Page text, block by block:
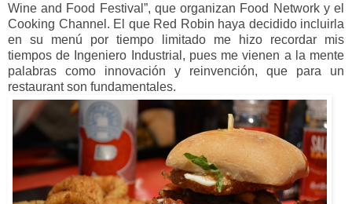
Wine and Food Festival”, que organizan Food Network y el
Cooking Channel. El que Red Robin haya decidido incluirla
en su menú por tiempo limitado me hizo recordar mis
tiempos de Ingeniero Industrial, pues me vienen a la mente
palabras como innovación y reinvención, que para un
restaurant son fundamentales.